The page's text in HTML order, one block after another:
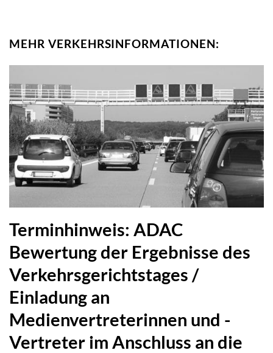
MEHR VERKEHRSINFORMATIONEN:
Terminhinweis: ADAC
Bewertung der Ergebnisse des
Verkehrsgerichtstages /
Einladung an
Medienvertreterinnen und -
Vertreter im Anschluss an die